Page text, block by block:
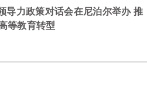
导力政策对话会在尼泊尔举办 推
等教育转型